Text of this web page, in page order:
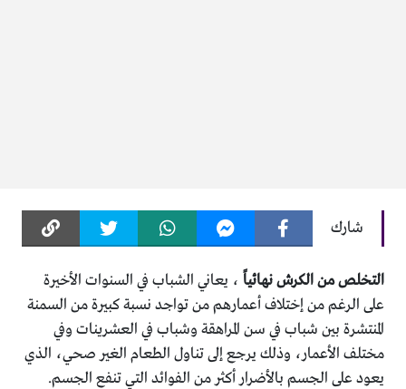
شارك
التخلص من الكرش نهائياً ، يعاني الشباب في السنوات الأخيرة
على الرغم من إختلاف أعمارهم من تواجد نسبة كبيرة من السمنة
المنتشرة بين شباب في سن المراهقة وشباب في العشرينات وفي
مختلف الأعمار، وذلك يرجع إلى تناول الطعام الغير صحي، الذي
يعود على الجسم بالأضرار أكثر من الفوائد التي تنفع الجسم.